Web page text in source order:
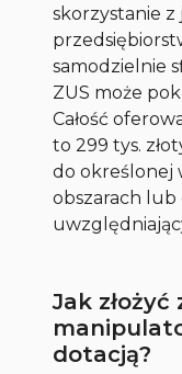
skorzystanie
samodzielnie
ZUS może
Całość
to 299 tys.
do określonej
obszarach
Jak
dotacją?